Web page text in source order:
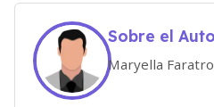
Sobre el
Maryella Faratro